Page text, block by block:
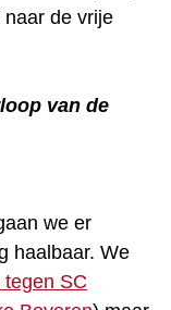
naar de vrije
van de
we er
haalbaar. We
tegen SC